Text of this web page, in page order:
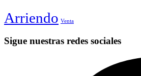
Arriendo Venta
Sigue nuestras redes sociales